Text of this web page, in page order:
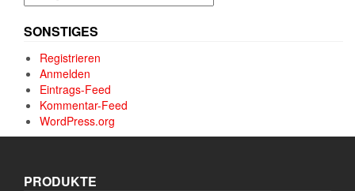
SONSTIGES
Registrieren
Anmelden
Eintrags-Feed
Kommentar-Feed
WordPress.org
PRODUKTE